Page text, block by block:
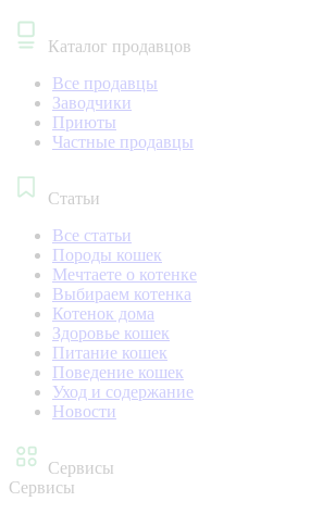
Каталог продавцов
Все продавцы
Заводчики
Приюты
Частные продавцы
Статьи
Все статьи
Породы кошек
Мечтаете о котенке
Выбираем котенка
Котенок дома
Здоровье кошек
Питание кошек
Поведение кошек
Уход и содержание
Новости
Сервисы
Сервисы